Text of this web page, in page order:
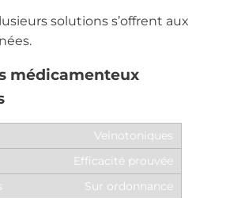
solutions s’offrent aux
médicamenteux
Veinotoniques
Efficacité prouvée
Sur ordonnance